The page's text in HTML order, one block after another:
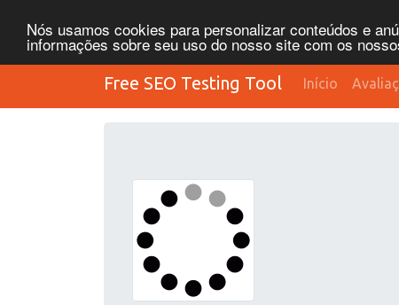
Nós usamos cookies para personalizar conteúdos e
informações sobre seu uso do nosso site com os
Free SEO Testing Tool Início